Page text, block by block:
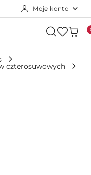
Moje konto
czterosuwowych